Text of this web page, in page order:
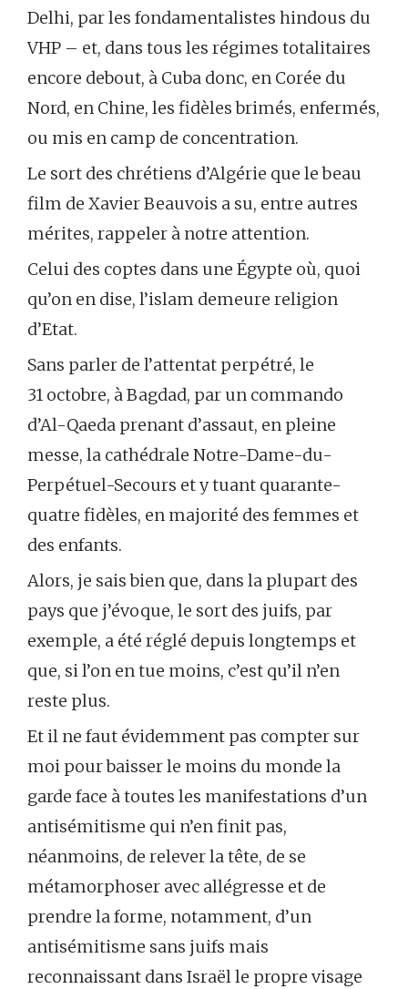
Delhi, par les fondamentalistes hindous du
VHP – et, dans tous les régimes totalitaires
encore debout, à Cuba donc, en Corée du
Nord, en Chine, les fidèles brimés, enfermés,
ou mis en camp de concentration.
Le sort des chrétiens d’Algérie que le beau
film de Xavier Beauvois a su, entre autres
mérites, rappeler à notre attention.
Celui des coptes dans une Égypte où, quoi
qu’on en dise, l’islam demeure religion
d’Etat.
Sans parler de l’attentat perpétré, le
31 octobre, à Bagdad, par un commando
d’Al-Qaeda prenant d’assaut, en pleine
messe, la cathédrale Notre-Dame-du-
Perpétuel-Secours et y tuant quarante-
quatre fidèles, en majorité des femmes et
des enfants.
Alors, je sais bien que, dans la plupart des
pays que j’évoque, le sort des juifs, par
exemple, a été réglé depuis longtemps et
que, si l’on en tue moins, c’est qu’il n’en
reste plus.
Et il ne faut évidemment pas compter sur
moi pour baisser le moins du monde la
garde face à toutes les manifestations d’un
antisémitisme qui n’en finit pas,
néanmoins, de relever la tête, de se
métamorphoser avec allégresse et de
prendre la forme, notamment, d’un
antisémitisme sans juifs mais
reconnaissant dans Israël le propre visage